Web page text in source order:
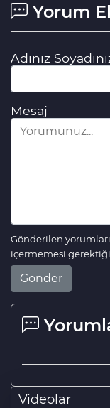
Yorum
Adınız
Mesaj
Gönderilen
içermemesi
Gönder
Videolar